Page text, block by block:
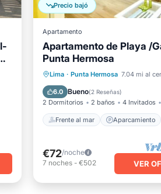
Precio bajó
Apartamento
Apartamento de Playa /
Punta Hermosa
Lima · Punta Hermosa 7.04 mi al
6.0 Bueno(2 Reseñas)
2 Dormitorios 2 baños 4 Invitados
Frente al mar Aparcamiento
Frente al mar
Vista al mar
€72/noche
7 noches- €502 VER